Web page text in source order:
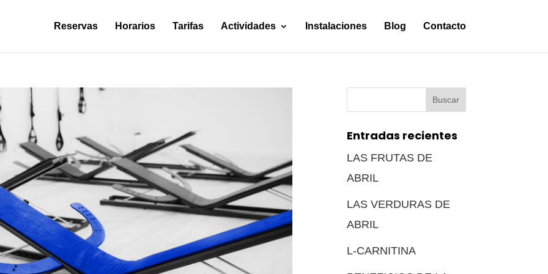
Reservas Horarios Tarifas Actividades Instalaciones Blog Contacto
Entradas recientes
LAS FRUTAS DE
ABRIL
LAS VERDURAS DE
ABRIL
L-CARNITINA